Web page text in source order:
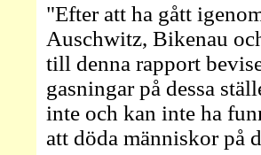
"Efter att ha gått
Auschwitz, Bikenau
till denna rapport
gasningar på dessa
inte och kan inte ha
att döda människor på